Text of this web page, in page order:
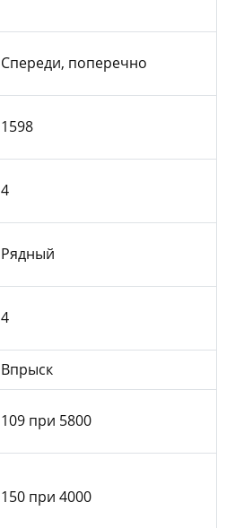
Спереди, поперечно
1598
4
Рядный
4
Впрыск
109 при 5800
150 при 4000